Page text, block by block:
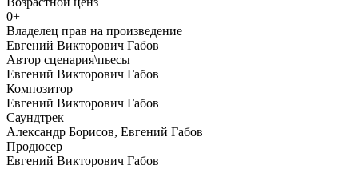
0+
Владелец прав на произведение
Евгений Викторович Габов
Автор сценария\пьесы
Евгений Викторович Габов
Композитор
Евгений Викторович Габов
Саундтрек
Александр Борисов, Евгений Габов
Продюсер
Евгений Викторович Габов